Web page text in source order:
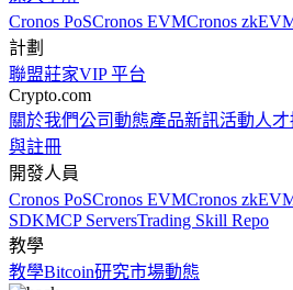
Cronos PoSCronos EVMCronos
計劃
聯盟莊家VIP 平台
Crypto.com
關於我們公司動態產品新訊活動人
與註冊
開發人員
Cronos PoSCronos EVMCronos
SDKMCP ServersTrading Skill Repo
教學
教學Bitcoin研究市場動態